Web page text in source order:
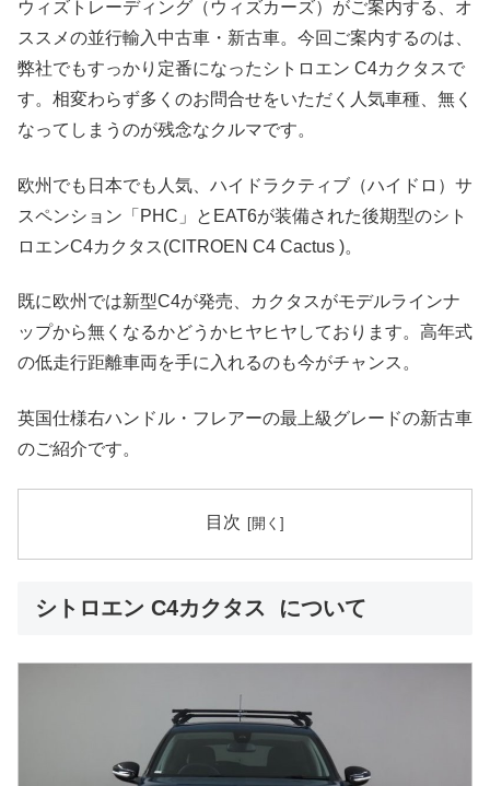
ウィズトレーディング（ウィズカーズ）がご案内する、オ
ススメの並行輸入中古車・新古車。今回ご案内するのは、
弊社でもすっかり定番になったシトロエン C4カクタスで
す。相変わらず多くのお問合せをいただく人気車種、無く
なってしまうのが残念なクルマです。
欧州でも日本でも人気、ハイドラクティブ（ハイドロ）サ
スペンション「PHC」とEAT6が装備された後期型のシト
ロエンC4カクタス(CITROEN C4 Cactus )。
既に欧州では新型C4が発売、カクタスがモデルラインナ
ップから無くなるかどうかヒヤヒヤしております。高年式
の低走行距離車両を手に入れるのも今がチャンス。
英国仕様右ハンドル・フレアーの最上級グレードの新古車
のご紹介です。
目次
シトロエン C4カクタス について